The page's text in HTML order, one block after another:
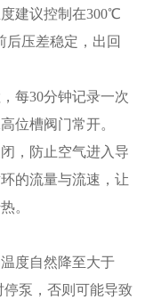
建议控制在300℃
后压差稳定，出回
每30分钟记录一次
位槽阀门常开。
，防止空气进入导
的流量与流速，让
。
度自然降至大于
泵，否则可能导致